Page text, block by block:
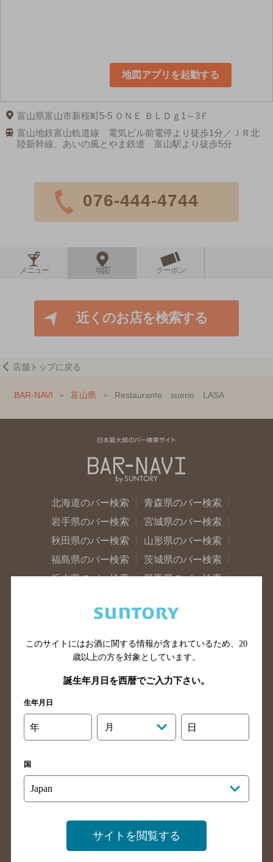
地図アプリを起動する
富山県富山市新桜町5-5 ＯＮＥ ＢＬＤｇ1～3Ｆ
富山地鉄富山軌道線 電気ビル前電停より徒歩1分／ＪＲ北
陸新幹線、あいの風とやま鉄道 富山駅より徒歩5分
076-444-4744
メニュー 地図 クーポン
近くのお店を検索する
店舗トップに戻る
BAR-NAVI 富山県 Restaurante sueno LASA
北海道のバー検索
青森県のバー検索
岩手県のバー検索
宮城県のバー検索
秋田県のバー検索
山形県のバー検索
福島県のバー検索
茨城県のバー検索
栃木県のバー検索
群馬県のバー検索
新潟県のバー検索
東京都のバー検索
埼玉県のバー検索
愛知県のバー検索
大阪府のバー検索
京都府のバー検索
広島県のバー検索
山口県のバー検索
鳥取県のバー検索
島根県のバー検索
徳島県のバー検索
香川県のバー検索
愛媛県のバー検索
このサイトにはお酒に関する情報が含まれているため、 20
歳以上の方を対象としています。
誕生年月日を西暦でご入力下さい。
生年月日
年 月 日
国
サイトを閲覧する